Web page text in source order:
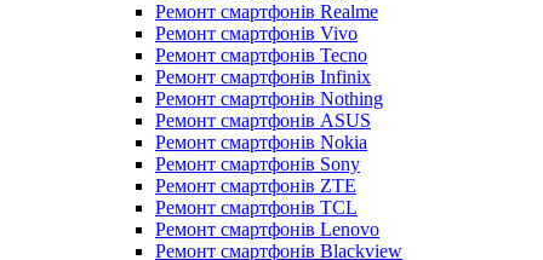
Ремонт смартфонів Realme
Ремонт смартфонів Vivo
Ремонт смартфонів Tecno
Ремонт смартфонів Infinix
Ремонт смартфонів Nothing
Ремонт смартфонів ASUS
Ремонт смартфонів Nokia
Ремонт смартфонів Sony
Ремонт смартфонів ZTE
Ремонт смартфонів TCL
Ремонт смартфонів Lenovo
Ремонт смартфонів Blackview